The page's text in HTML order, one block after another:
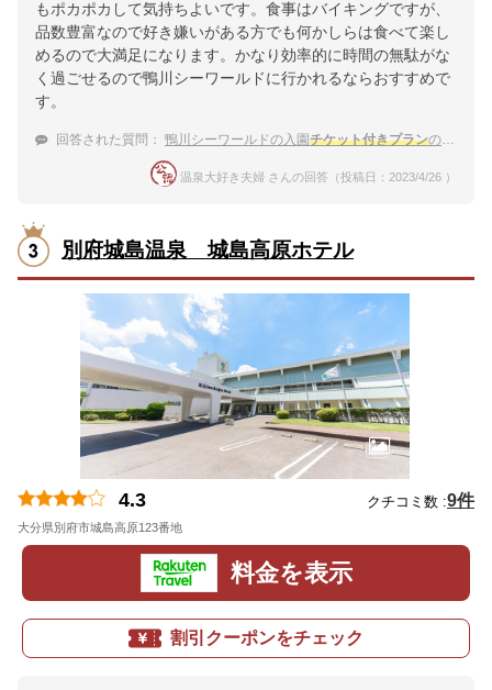
もポカポカして気持ちよいです。食事はバイキングですが、
品数豊富なので好き嫌いがある方でも何かしらは食べて楽し
めるので大満足になります。かなり効率的に時間の無駄がな
く過ごせるので鴨川シーワールドに行かれるならおすすめで
す。
回答された質問： 鴨川シーワールドの入園チケット付きプランのある4人家族におすすめの温泉宿を教えてください。
温泉大好き夫婦 さんの回答（投稿日：2023/4/26 ）
別府城島温泉 城島高原ホテル
4.3 クチコミ数 :9件
大分県別府市城島高原123番地
料金を表示
割引クーポンをチェック